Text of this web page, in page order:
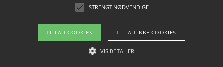
Om / kontakt
Blog Betingelser
STRENGT NØDVENDIGE
TILLAD COOKIES TILLAD IKKE COOKIES
VIS DETALJER